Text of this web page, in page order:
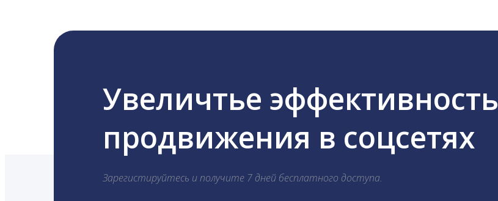
Увеличтье эффективность
продвижения в соцсетях
Зарегистируйтесь и получите 7 дней бесплатного доступа.